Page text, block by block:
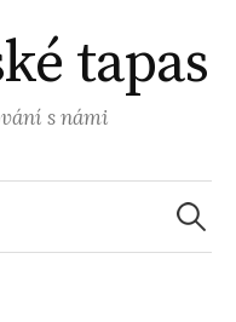
tapas
s námi